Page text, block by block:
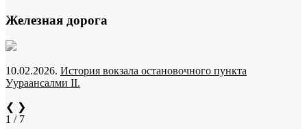
Железная дорога
10.02.2026. История вокзала остановочного пункта
Уураансалми II.
❮ ❯
1 / 7